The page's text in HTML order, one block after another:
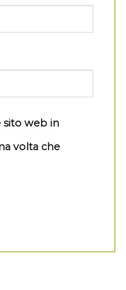
sito web in
volta che